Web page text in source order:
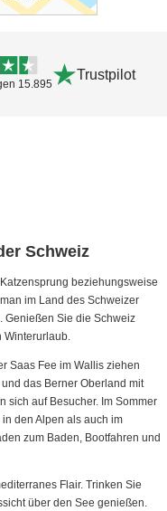
15.895
Trustpilot
Schweiz
beziehungsweise
im Land des Schweizer
Genießen Sie die Schweiz
Winterurlaub.
Saas Fee im Wallis ziehen
das Berner Oberland mit
sich auf Besucher. Im Sommer
den Alpen als auch im
zum Baden, Bootfahren und
Flair. Trinken Sie
über den See genießen.